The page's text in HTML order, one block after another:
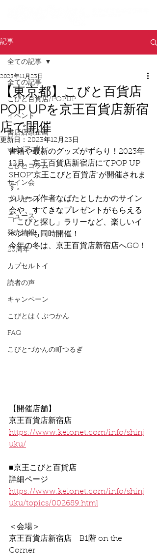
記事
全ての記事
こびと百貨店/POPUP
イベント
書店店頭企画
web/アプリ
こびとコラム
サイン会
プレゼント
ニュース
発売情報
20周年
カプセルトイ
読者の声
キャンペーン
こびとはくぶつかん
FAQ
こびとづかんの町つるぎ
全ての記事
【東京都】こびと百貨店
POP UPを京王百貨店新宿
店で開催
2023年11月23日
更新日： 2023年12月23日
書籍や最新のグッズがずらり！2023年
12月、京王百貨店新宿店にてPOP UP
SHOP”京王こびと百貨店”が開催されま
す。
シリーズ作者なばたとしたかのサイン
会や、すてきなプレゼントがもらえる
「こびと探し」ラリーなど、楽しいイ
ベントも同時開催！
今年の冬は、京王百貨店新宿店へGO！
【開催店舗】
京王百貨店新宿店
https://www.keionet.com/info/shinj
uku/
■京王こびと百貨店
詳細ページ
https://www.keionet.com/info/shinj
uku/topics/002689.html
＜会場＞
京王百貨店新宿店　B1階 on the
Corner